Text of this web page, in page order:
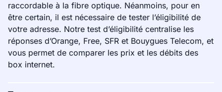
raccordable à la fibre optique. Néanmoins, pour en
être certain, il est nécessaire de tester l’éligibilité de
votre adresse. Notre test d’éligibilité centralise les
réponses d’Orange, Free, SFR et Bouygues Telecom, et
vous permet de comparer les prix et les débits des
box internet.